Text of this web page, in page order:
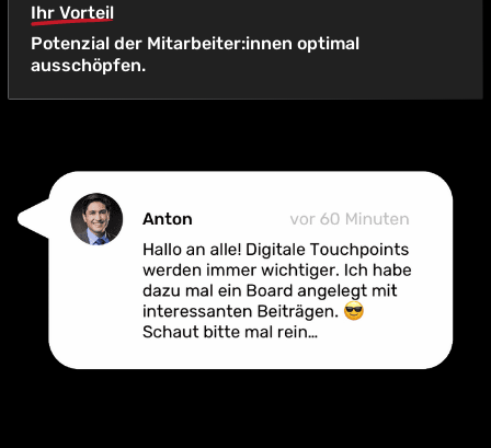
Ihr Vorteil
Potenzial der Mitarbeiter:innen optimal
ausschöpfen.